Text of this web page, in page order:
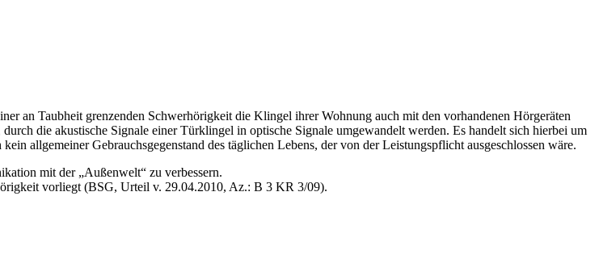
an Taubheit grenzenden Schwerhörigkeit die Klingel ihrer Wohnung auch mit den vorhandenen Hörgeräten
die akustische Signale einer Türklingel in optische Signale umgewandelt werden. Es handelt sich hierbei um
allgemeiner Gebrauchsgegenstand des täglichen Lebens, der von der Leistungspflicht ausgeschlossen wäre.
mit der „Außenwelt“ zu verbessern.
vorliegt (BSG, Urteil v. 29.04.2010, Az.: B 3 KR 3/09).